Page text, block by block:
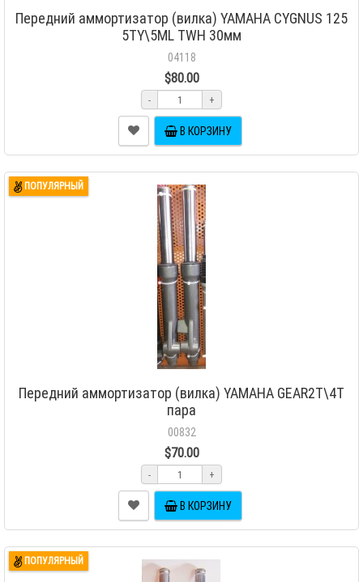
Передний аммортизатор (вилка) YAMAHA CYGNUS 125
5TY\5ML TWH 30мм
04118
$80.00
- +
В КОРЗИНУ
ПОПУЛЯРНЫЙ
Передний аммортизатор (вилка) YAMAHA GEAR2Т\4Т
пара
00832
$70.00
- +
В КОРЗИНУ
ПОПУЛЯРНЫЙ